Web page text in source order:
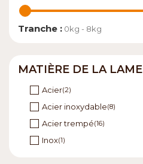
Tranche : 0kg - 8kg
MATIÈRE DE LA LAME
Acier(2)
Acier inoxydable(8)
Acier trempé(16)
Inox(1)